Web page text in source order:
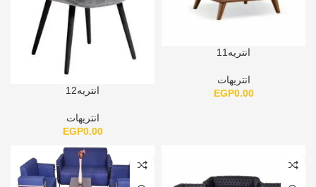
انتريه11
انتريهات
EGP0.00 انتريه12
انتريهات
EGP0.00